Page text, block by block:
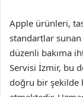
Apple ürünleri,
standartlar
düzenli bakıma
Servisi İzmir, bu
doğru bir şekilde